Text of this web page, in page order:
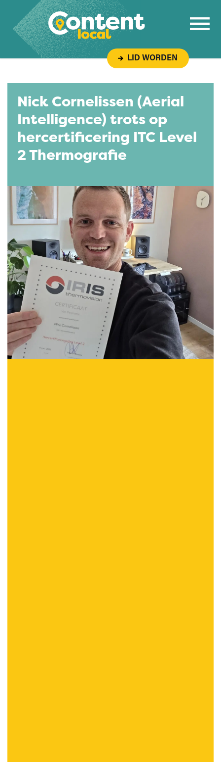
Overslaan naar inhoud
LID WORDEN
Nick Cornelissen (Aerial
Intelligence) trots op
hercertificering ITC Level
2 Thermografie